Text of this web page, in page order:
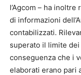
l’Agcom – ha
di informazioni
contabilizzati.
superato il limite
conseguenza che i
elaborati erano pari